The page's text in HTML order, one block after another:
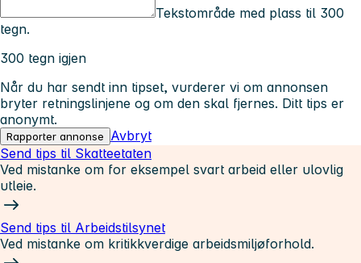
Tekstområde med plass til 300
tegn.
300 tegn igjen
Når du har sendt inn tipset, vurderer vi om annonsen
bryter retningslinjene og om den skal fjernes. Ditt tips er
anonymt.
Rapporter annonse
Avbryt
Send tips til Skatteetaten
Ved mistanke om for eksempel svart arbeid eller ulovlig
utleie.
Send tips til Arbeidstilsynet
Ved mistanke om kritikkverdige arbeidsmiljøforhold.